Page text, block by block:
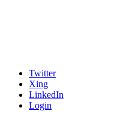
Twitter
Xing
LinkedIn
Login